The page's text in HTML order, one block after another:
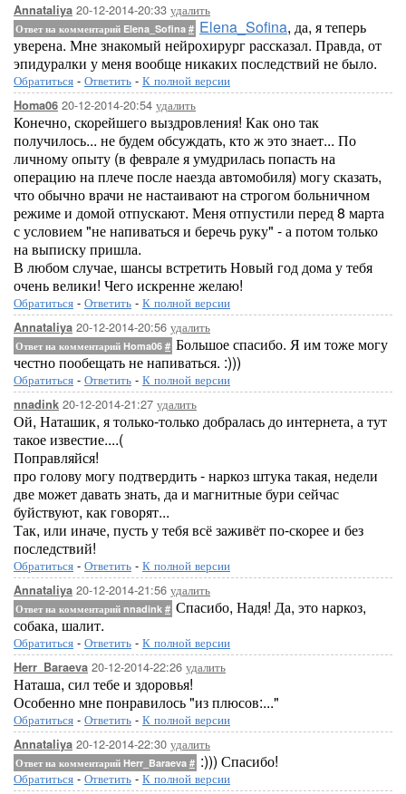
Annataliya 20-12-2014-20:33 удалить
Ответ на комментарий Elena_Sofina # Elena_Sofina, да, я теперь
уверена. Мне знакомый нейрохирург рассказал. Правда, от
эпидуралки у меня вообще никаких последствий не было.
Обратиться - Ответить - К полной версии
Homa06 20-12-2014-20:54 удалить
Конечно, скорейшего выздровления! Как оно так
получилось... не будем обсуждать, кто ж это знает... По
личному опыту (в феврале я умудрилась попасть на
операцию на плече после наезда автомобиля) могу сказать,
что обычно врачи не настаивают на строгом больничном
режиме и домой отпускают. Меня отпустили перед 8 марта
с условием "не напиваться и беречь руку" - а потом только
на выписку пришла.
В любом случае, шансы встретить Новый год дома у тебя
очень велики! Чего искренне желаю!
Обратиться - Ответить - К полной версии
Annataliya 20-12-2014-20:56 удалить
Ответ на комментарий Homa06 # Большое спасибо. Я им тоже могу
честно пообещать не напиваться. :)))
Обратиться - Ответить - К полной версии
nnadink 20-12-2014-21:27 удалить
Ой, Наташик, я только-только добралась до интернета, а тут
такое известие....(
Поправляйся!
про голову могу подтвердить - наркоз штука такая, недели
две может давать знать, да и магнитные бури сейчас
буйствуют, как говорят...
Так, или иначе, пусть у тебя всё заживёт по-скорее и без
последствий!
Обратиться - Ответить - К полной версии
Annataliya 20-12-2014-21:56 удалить
Ответ на комментарий nnadink # Спасибо, Надя! Да, это наркоз,
собака, шалит.
Обратиться - Ответить - К полной версии
Herr_Baraeva 20-12-2014-22:26 удалить
Наташа, сил тебе и здоровья!
Особенно мне понравилось "из плюсов:..."
Обратиться - Ответить - К полной версии
Annataliya 20-12-2014-22:30 удалить
Ответ на комментарий Herr_Baraeva # :))) Спасибо!
Обратиться - Ответить - К полной версии